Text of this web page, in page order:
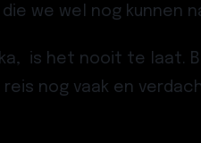
we wel nog kunnen
is het nooit te laat.
nog vaak en